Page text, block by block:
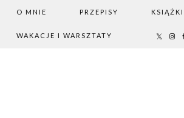
O MNIE PRZEPISY KSIĄŻKI
WAKACJE I WARSZTATY